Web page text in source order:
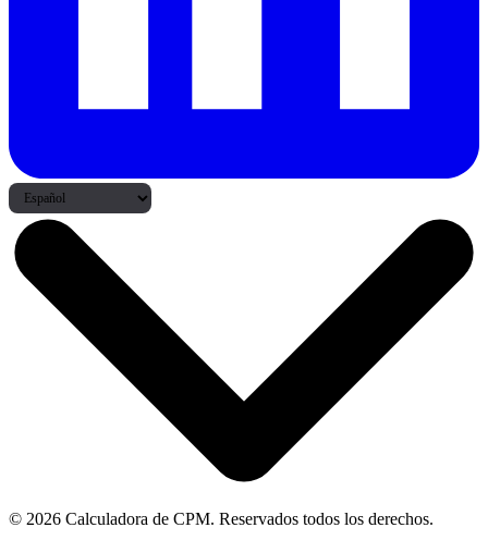
© 2026 Calculadora de CPM. Reservados todos los derechos.